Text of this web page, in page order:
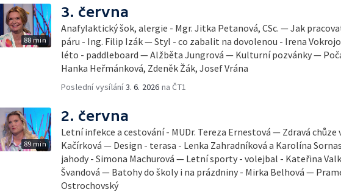
88 min
3. června
Anafylaktický šok, alergie - Mgr. Jitka Petanová, CSc. — Jak
páru - Ing. Filip Izák — Styl - co zabalit na dovolenou - Irena
léto - paddleboard — Alžběta Jungrová — Kulturní pozvánky —
Hanka Heřmánková, Zdeněk Žák, Josef Vrána
Poslední vysílání3. 6. 2026 na ČT1
89 min
2. června
Letní infekce a cestování - MUDr. Tereza Ernestová — Zdravá chůze
Kačírková — Design - terasa - Lenka Zahradníková a Karolína
jahody - Simona Machurová — Letní sporty - volejbal - Kateřina
Švandová — Batohy do školy i na prázdniny - Mirka Belhová —
Ostrochovský